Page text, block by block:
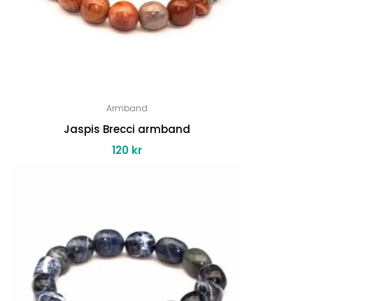
Armband
Jaspis Brecci armband
120 kr